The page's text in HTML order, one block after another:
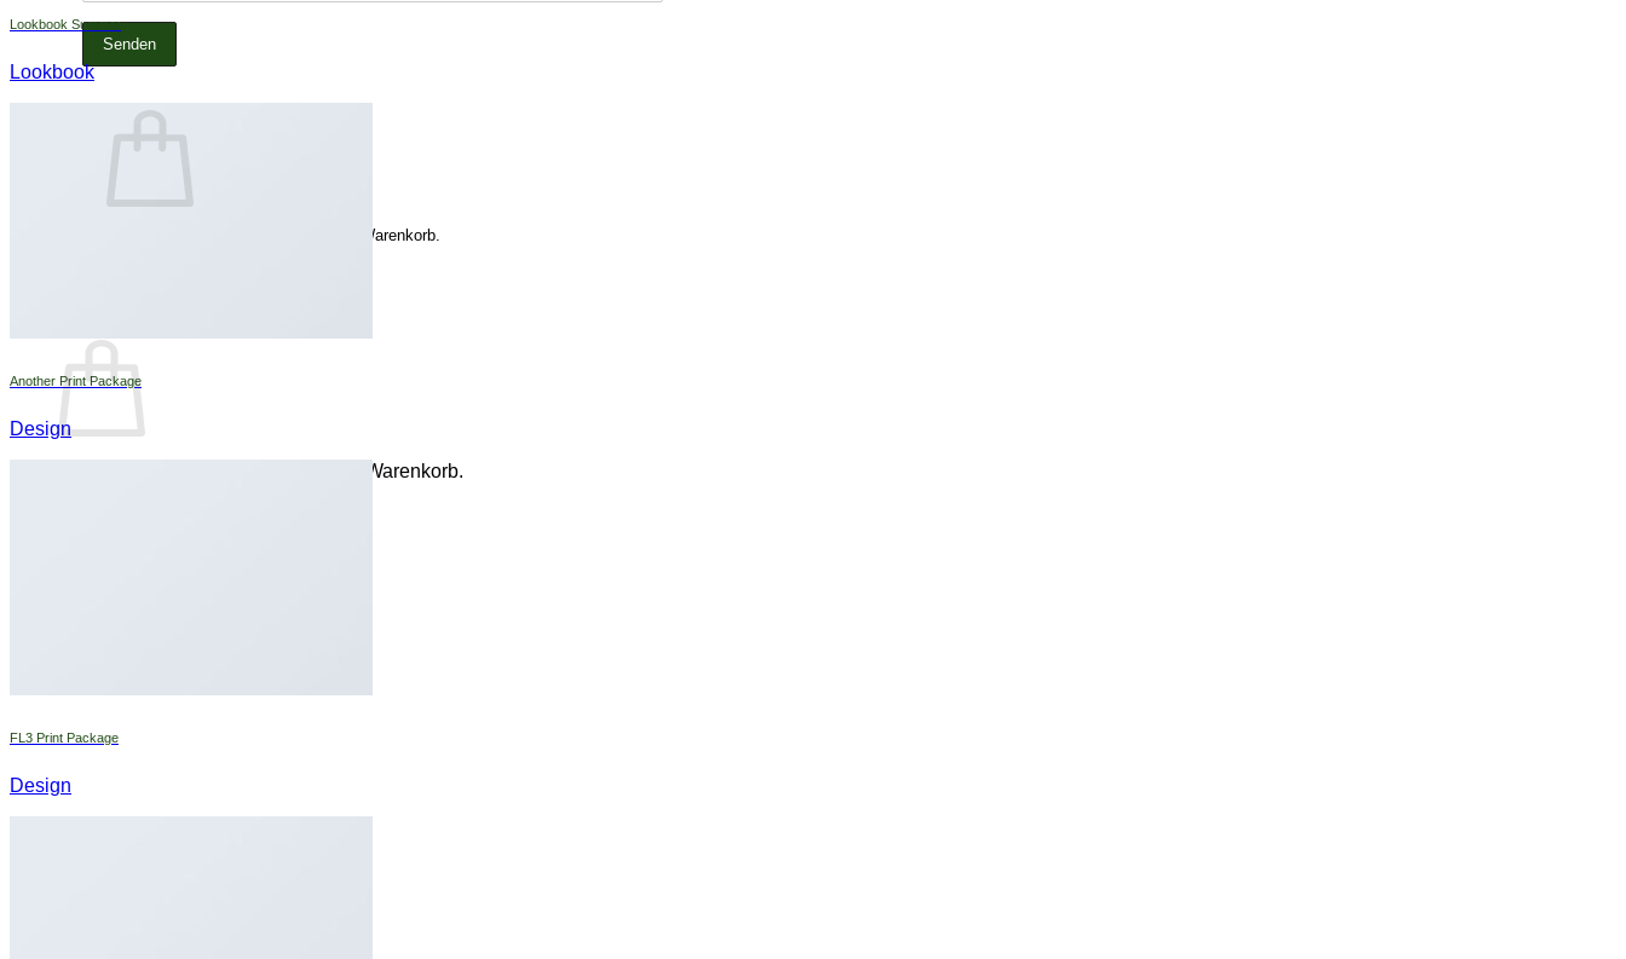
Es befinden sich keine Produkte im Warenkorb.
Es befinden sich keine Produkte im Warenkorb.
Lookbook Summer
Lookbook
Another Print Package
Design
FL3 Print Package
Design